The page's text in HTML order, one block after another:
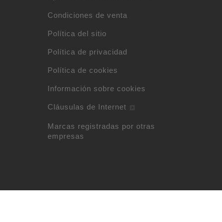
Condiciones de venta
Política del sitio
Política de privacidad
Política de cookies
Información sobre cookies
Cláusulas de Internet
Marcas registradas por otras
empresas